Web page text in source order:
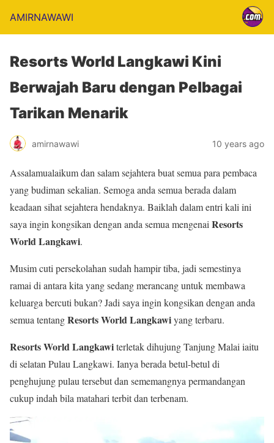
AMIRNAWAWI
Resorts World Langkawi Kini
Berwajah Baru dengan Pelbagai
Tarikan Menarik
amirnawawi 10 years ago
Assalamualaikum dan salam sejahtera buat semua para pembaca
yang budiman sekalian. Semoga anda semua berada dalam
keadaan sihat sejahtera hendaknya. Baiklah dalam entri kali ini
saya ingin kongsikan dengan anda semua mengenai Resorts
World Langkawi.
Musim cuti persekolahan sudah hampir tiba, jadi semestinya
ramai di antara kita yang sedang merancang untuk membawa
keluarga bercuti bukan? Jadi saya ingin kongsikan dengan anda
semua tentangResorts World Langkawiyang terbaru.
Resorts World Langkawiterletak dihujung Tanjung Malai iaitu
di selatan Pulau Langkawi. Ianya berada betul-betul di
penghujung pulau tersebut dan sememangnya permandangan
cukup indah bila matahari terbit dan terbenam.